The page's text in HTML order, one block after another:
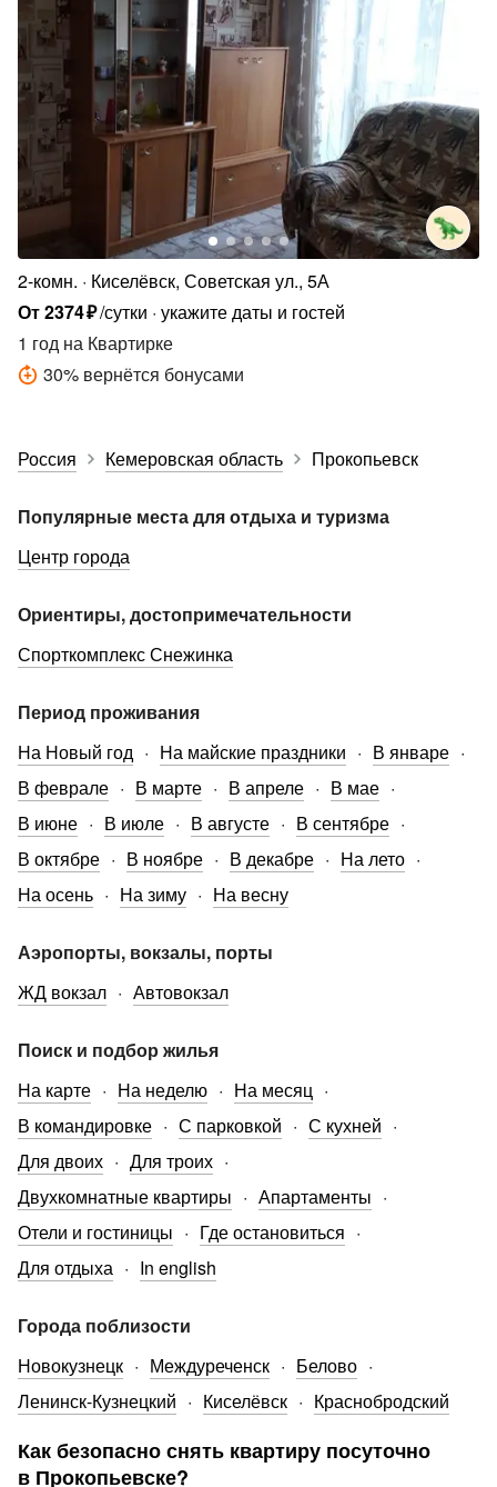
2-комн.
Киселёвск, Советская ул., 5А
От2374₽/сутки укажите даты и гостей
1 год на Квартирке
30% вернётся бонусами
Россия Кемеровская область Прокопьевск
Популярные места для отдыха и туризма
Центр города
Ориентиры, достопримечательности
Спорткомплекс Снежинка
Период проживания
На Новый год
На майские праздники
В январе
В феврале
В марте В апреле
В мае
В июне
В июле В августе
В сентябре
В октябре
В ноябре В декабре
На лето
На осень
На зиму На весну
Аэропорты, вокзалы, порты
ЖД вокзал
Автовокзал
Поиск и подбор жилья
На карте
На неделю
На месяц
В командировке
С парковкой
С кухней
Для двоих
Для троих
Двухкомнатные квартиры
Апартаменты
Отели и гостиницы
Где остановиться
Для отдыха
In english
Города поблизости
Новокузнецк
Междуреченск
Белово
Ленинск-Кузнецкий
Киселёвск Краснобродский
Как безопасно снять квартиру посуточно
в Прокопьевске?